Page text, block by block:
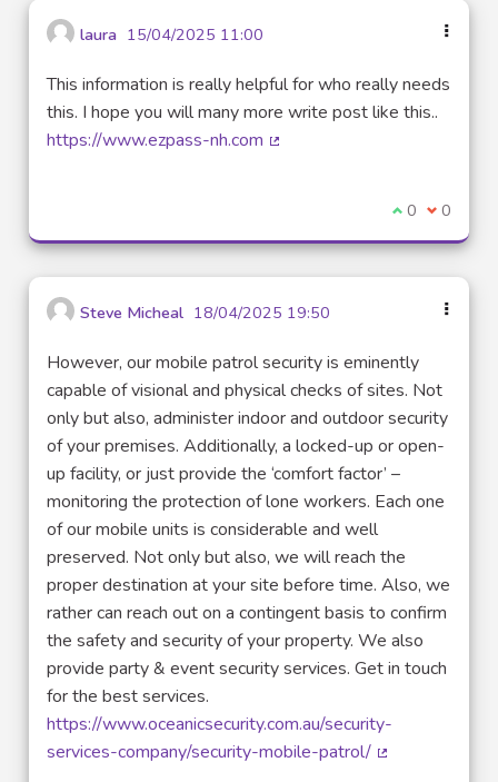
laura 15/04/2025 11:00
This information is really helpful for who really needs
this. I hope you will many more write post like this..
https://www.ezpass-nh.com
Je suis
0 Je ne
0
Steve Micheal 18/04/2025 19:50
However, our mobile patrol security is eminently
capable of visional and physical checks of sites. Not
only but also, administer indoor and outdoor security
of your premises. Additionally, a locked-up or open-
up facility, or just provide the ‘comfort factor’ –
monitoring the protection of lone workers. Each one
of our mobile units is considerable and well
preserved. Not only but also, we will reach the
proper destination at your site before time. Also, we
rather can reach out on a contingent basis to confirm
the safety and security of your property. We also
provide party & event security services. Get in touch
for the best services.
https://www.oceanicsecurity.com.au/security-
services-company/security-mobile-patrol/